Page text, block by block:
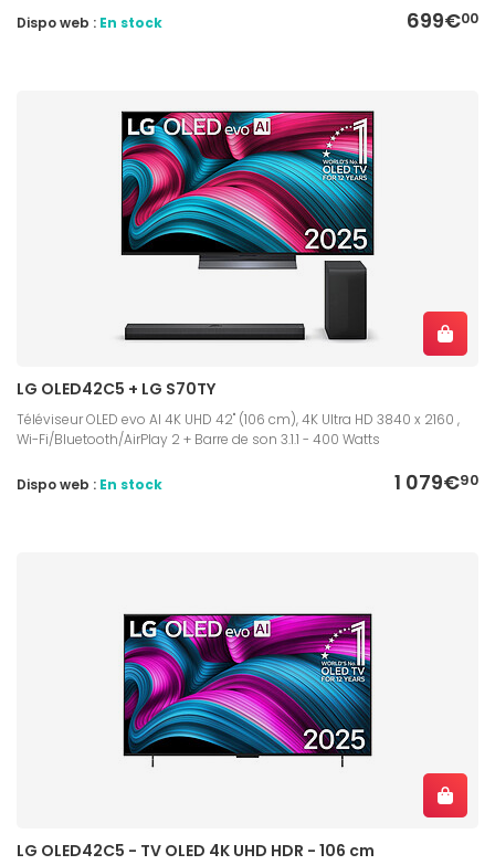
699€00
Dispo web : En stock
LG OLED42C5 + LG S70TY
Téléviseur OLED evo AI 4K UHD 42" (106 cm), 4K Ultra HD 3840 x 2160 ,
Wi-Fi/Bluetooth/AirPlay 2 + Barre de son 3.1.1 - 400 Watts
1 079€90
Dispo web : En stock
LG OLED42C5 - TV OLED 4K UHD HDR - 106 cm